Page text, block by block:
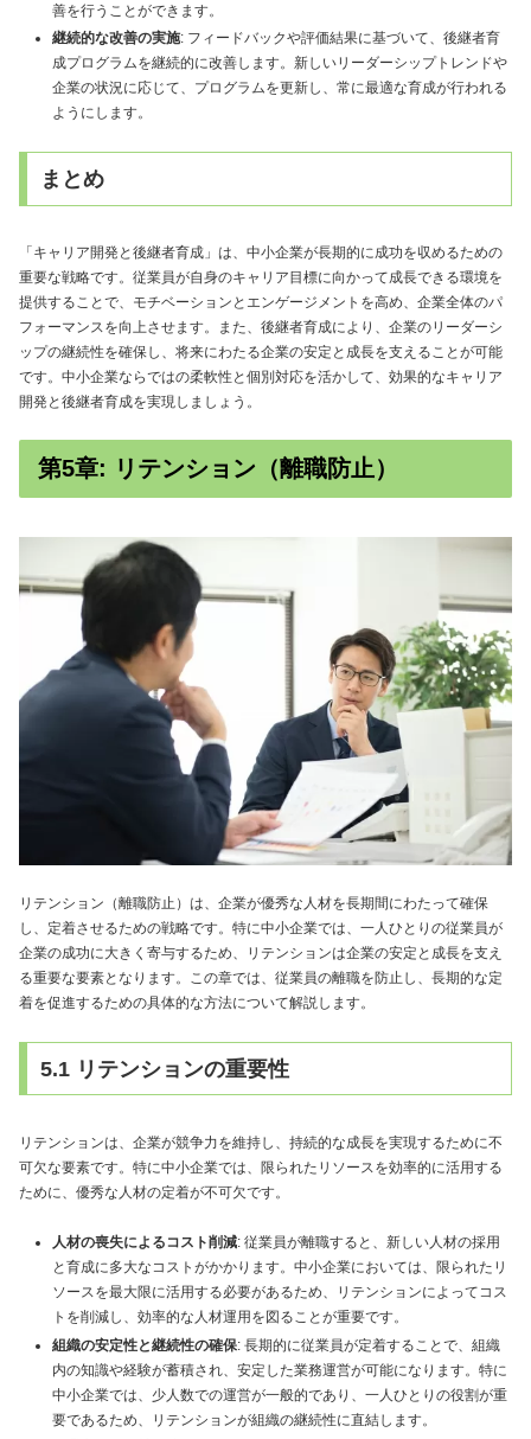
善を行うことができます。
継続的な改善の実施: フィードバックや評価結果に基づいて、後継者育
成プログラムを継続的に改善します。新しいリーダーシップトレンドや
企業の状況に応じて、プログラムを更新し、常に最適な育成が行われる
ようにします。
まとめ
「キャリア開発と後継者育成」は、中小企業が長期的に成功を収めるための
重要な戦略です。従業員が自身のキャリア目標に向かって成長できる環境を
提供することで、モチベーションとエンゲージメントを高め、企業全体のパ
フォーマンスを向上させます。また、後継者育成により、企業のリーダーシ
ップの継続性を確保し、将来にわたる企業の安定と成長を支えることが可能
です。中小企業ならではの柔軟性と個別対応を活かして、効果的なキャリア
開発と後継者育成を実現しましょう。
第5章: リテンション（離職防止）
リテンション（離職防止）は、企業が優秀な人材を長期間にわたって確保
し、定着させるための戦略です。特に中小企業では、一人ひとりの従業員が
企業の成功に大きく寄与するため、リテンションは企業の安定と成長を支え
る重要な要素となります。この章では、従業員の離職を防止し、長期的な定
着を促進するための具体的な方法について解説します。
5.1 リテンションの重要性
リテンションは、企業が競争力を維持し、持続的な成長を実現するために不
可欠な要素です。特に中小企業では、限られたリソースを効率的に活用する
ために、優秀な人材の定着が不可欠です。
人材の喪失によるコスト削減: 従業員が離職すると、新しい人材の採用
と育成に多大なコストがかかります。中小企業においては、限られたリ
ソースを最大限に活用する必要があるため、リテンションによってコス
トを削減し、効率的な人材運用を図ることが重要です。
組織の安定性と継続性の確保: 長期的に従業員が定着することで、組織
内の知識や経験が蓄積され、安定した業務運営が可能になります。特に
中小企業では、少人数での運営が一般的であり、一人ひとりの役割が重
要であるため、リテンションが組織の継続性に直結します。